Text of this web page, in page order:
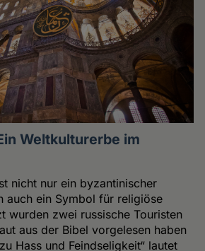
Weltkulturerbe im
nicht nur ein byzantinischer
auch ein Symbol für religiöse
wurden zwei russische Touristen
aus der Bibel vorgelesen haben
Hass und Feindseligkeit“ lautet